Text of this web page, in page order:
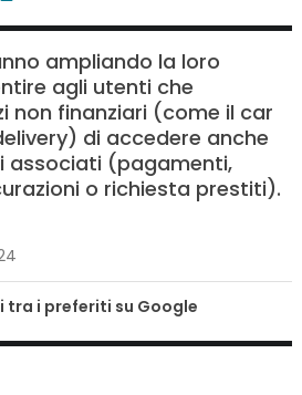
ampliando la loro
agli utenti che
non finanziari (come il car
di accedere anche
associati (pagamenti,
o richiesta prestiti).
tra i preferiti su Google